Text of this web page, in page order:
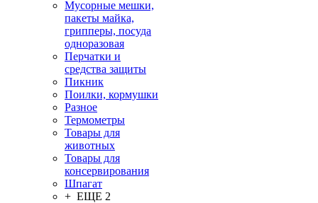
Мусорные мешки,
пакеты майка,
грипперы, посуда
одноразовая
Перчатки и
средства защиты
Пикник
Поилки, кормушки
Разное
Термометры
Товары для
животных
Товары для
консервирования
Шпагат
+ ЕЩЕ 2